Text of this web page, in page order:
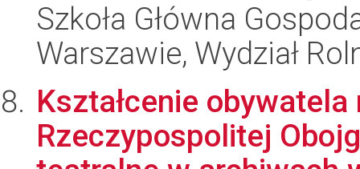
Szkoła Główna
Warszawie, Wydział
Kształcenie
Rzeczypospolitej